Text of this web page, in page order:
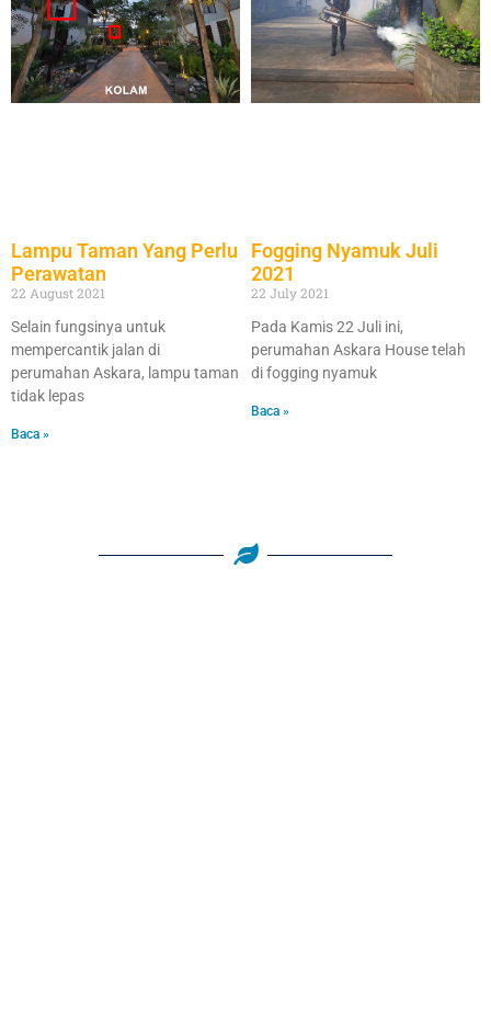
Lampu Taman Yang Perlu
Perawatan
22 August 2021
Selain fungsinya untuk
mempercantik jalan di
perumahan Askara, lampu taman
tidak lepas
Baca »
Fogging Nyamuk Juli
2021
22 July 2021
Pada Kamis 22 Juli ini,
perumahan Askara House telah
di fogging nyamuk
Baca »